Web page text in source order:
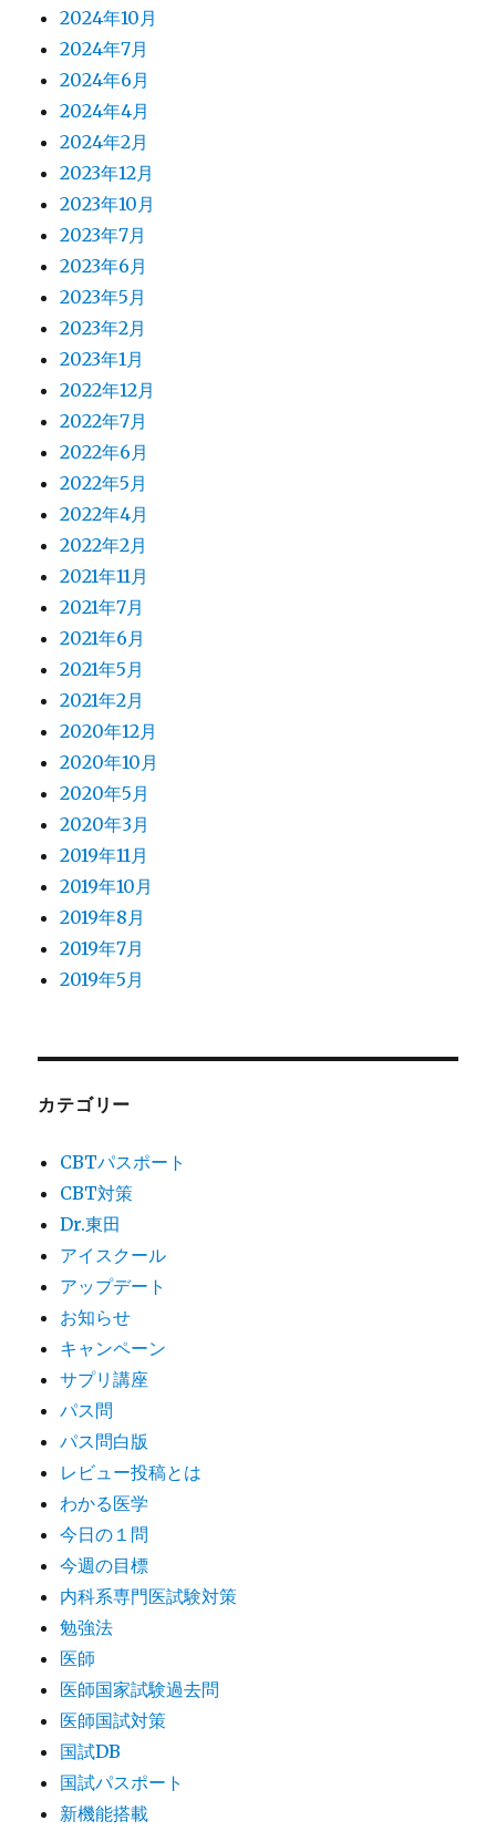
2024年10月
2024年7月
2024年6月
2024年4月
2024年2月
2023年12月
2023年10月
2023年7月
2023年6月
2023年5月
2023年2月
2023年1月
2022年12月
2022年7月
2022年6月
2022年5月
2022年4月
2022年2月
2021年11月
2021年7月
2021年6月
2021年5月
2021年2月
2020年12月
2020年10月
2020年5月
2020年3月
2019年11月
2019年10月
2019年8月
2019年7月
2019年5月
カテゴリー
CBTパスポート
CBT対策
Dr.東田
アイスクール
アップデート
お知らせ
キャンペーン
サプリ講座
パス問
パス問白版
レビュー投稿とは
わかる医学
今日の１問
今週の目標
内科系専門医試験対策
勉強法
医師
医師国家試験過去問
医師国試対策
国試DB
国試パスポート
新機能搭載